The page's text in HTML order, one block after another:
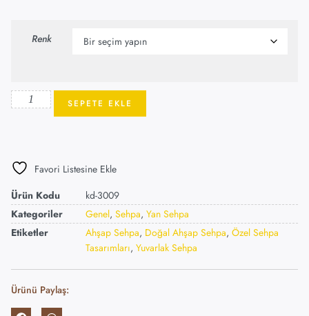
Renk
SEPETE EKLE
Favori Listesine Ekle
Ürün Kodu
kd-3009
Kategoriler
Genel, Sehpa, Yan Sehpa
Etiketler
Ahşap Sehpa, Doğal Ahşap Sehpa, Özel Sehpa
Tasarımları, Yuvarlak Sehpa
Ürünü Paylaş: